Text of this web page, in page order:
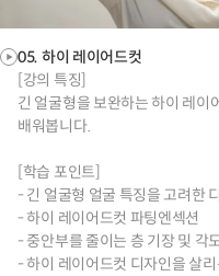
05. 하이 레이어드컷
[강의 특징]
긴 얼굴형을 보완하는 하이 레이
배워봅니다.
[학습 포인트]
- 긴 얼굴형 얼굴 특징을 고려한
- 하이 레이어드컷 파팅엔섹션
- 중안부를 줄이는 층 기장 및 각
- 하이 레이어드컷 디자인을 살